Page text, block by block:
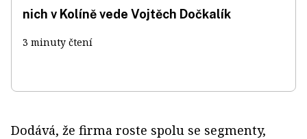
nich v Kolíně vede Vojtěch Dočkalík
3 minuty čtení
Dodává, že firma roste spolu se segmenty,